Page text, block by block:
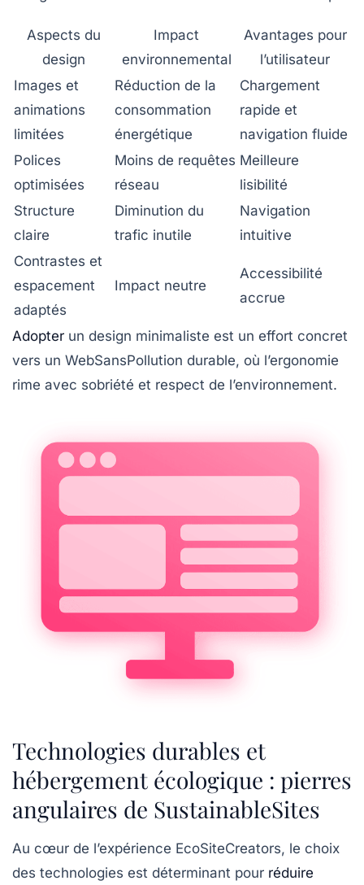
Aspects du
design
Impact
environnemental
Avantages pour
l’utilisateur
Images et
animations
limitées
Réduction de la
consommation
énergétique
Chargement
rapide et
navigation fluide
Polices
optimisées
Moins de requêtes
réseau
Meilleure
lisibilité
Structure
claire
Diminution du
trafic inutile
Navigation
intuitive
Contrastes et
espacement
adaptés
Impact neutre
Accessibilité
accrue
Adopter un design minimaliste est un effort concret
vers un WebSansPollution durable, où l’ergonomie
rime avec sobriété et respect de l’environnement.
Technologies durables et
hébergement écologique : pierres
angulaires de SustainableSites
Au cœur de l’expérience EcoSiteCreators, le choix
des technologies est déterminant pour réduire